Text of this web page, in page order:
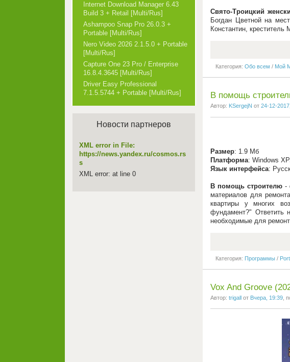
Свято-Троицкий
Богдан Цветной на
Константин,
Категория: Обо всем / Мой
В помощь
Автор: KSergejN от 24-12-
Размер: 1.9 Мб
Платформа: Windows
Язык интерфейса:
В помощь строителю -
материалов для
квартиры у многих
фундамент?" Ответить
необходимые для
Категория: Программы /
Vox And Groove
Автор: trigall от Вчера, 19:39 ,
Internet Download Manager 6.43
Build 3 + Retail [Multi/Rus]
Ashampoo Snap Pro 26.0.3 +
Portable [Multi/Rus]
Nero Video 2026 2.1.5.0 + Portable
[Multi/Rus]
Capture One 23 Pro / Enterprise
16.8.4.3645 [Multi/Rus]
Driver Easy Professional
7.1.5.5744 + Portable [Multi/Rus]
Новости партнеров
XML error in File:
https://news.yandex.ru/cosmos.rs
s
XML error: at line 0